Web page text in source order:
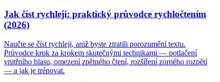
Jak číst rychleji: praktický průvodce rychločtením
(2026)
Naučte se číst rychleji, aniž byste ztratili porozumění textu.
Průvodce krok za krokem skutečnými technikami — potlačení
vnitřního hlasu, omezení zpětného čtení, rozšíření zorného rozpětí
— a jak je trénovat.